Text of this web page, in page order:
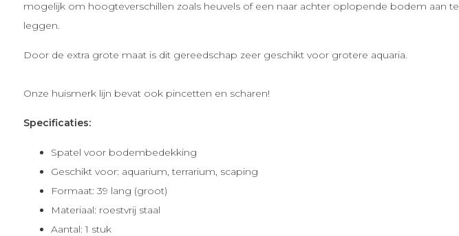
mogelijk om hoogteverschillen zoals heuvels of een naar achter oplopende bodem aan te
leggen.
Door de extra grote maat is dit gereedschap zeer geschikt voor grotere aquaria.
Onze huismerk lijn bevat ook pincetten en scharen!
Specificaties:
Spatel voor bodembedekking
Geschikt voor: aquarium, terrarium, scaping
Formaat: 39 lang (groot)
Materiaal: roestvrij staal
Aantal: 1 stuk